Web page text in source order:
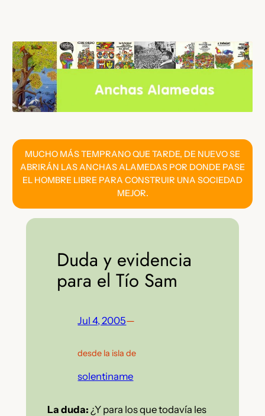
contenido
MUCHO MÁS TEMPRANO QUE TARDE, DE NUEVO SE
ABRIRÁN LAS ANCHAS ALAMEDAS POR DONDE PASE
EL HOMBRE LIBRE PARA CONSTRUIR UNA SOCIEDAD
MEJOR.
Duda y evidencia
para el Tío Sam
Jul 4, 2005—
desde la isla de
solentiname
La duda: ¿Y para los que todavía les